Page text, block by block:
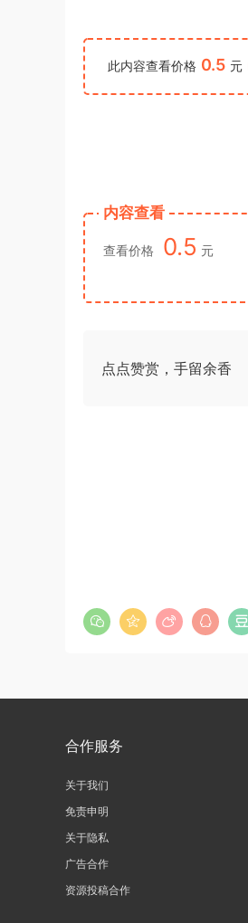
此内容查看价格 0.5 元
内容查看
查看价格 0.5 元
点点赞赏，手留余香
合作服务
关于我们
免责申明
关于隐私
广告合作
资源投稿合作